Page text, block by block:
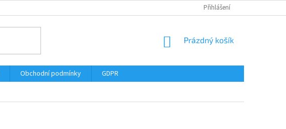
Přihlášení
NÁKUPNÍ
Prázdný košík
Obchodní podmínky
GDPR